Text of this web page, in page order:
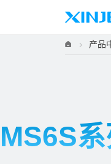
产品
MS6S